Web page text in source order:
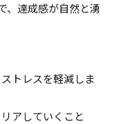
、達成感が自然と湧
トレスを軽減しま
アしていくこと